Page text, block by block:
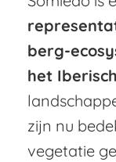
berg-
het
zijn nu
vegetatie